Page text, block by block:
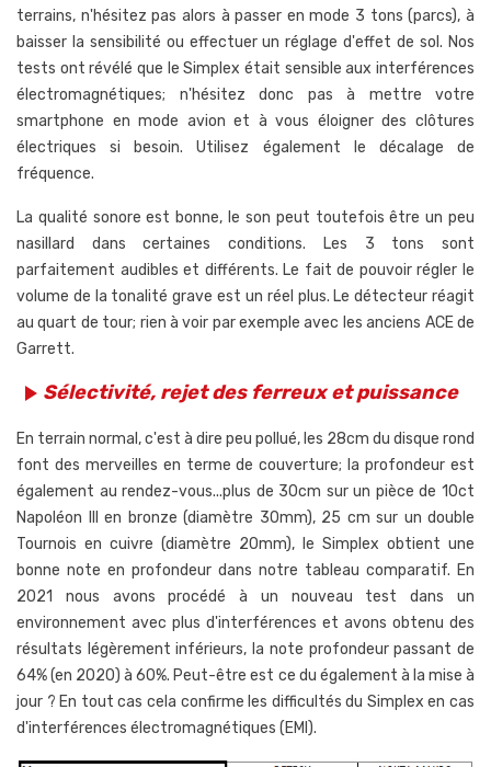
terrains, n'hésitez pas alors à passer en mode 3 tons (parcs), à
baisser la sensibilité ou effectuer un réglage d'effet de sol. Nos
tests ont révélé que le Simplex était sensible aux interférences
électromagnétiques; n'hésitez donc pas à mettre votre
smartphone en mode avion et à vous éloigner des clôtures
électriques si besoin. Utilisez également le décalage de
fréquence.
La qualité sonore est bonne, le son peut toutefois être un peu
nasillard dans certaines conditions. Les 3 tons sont
parfaitement audibles et différents. Le fait de pouvoir régler le
volume de la tonalité grave est un réel plus. Le détecteur réagit
au quart de tour; rien à voir par exemple avec les anciens ACE de
Garrett.
play_arrow Sélectivité, rejet des ferreux et puissance
En terrain normal, c'est à dire peu pollué, les 28cm du disque rond
font des merveilles en terme de couverture; la profondeur est
également au rendez-vous...plus de 30cm sur un pièce de 10ct
Napoléon III en bronze (diamètre 30mm), 25 cm sur un double
Tournois en cuivre (diamètre 20mm), le Simplex obtient une
bonne note en profondeur dans notre tableau comparatif. En
2021 nous avons procédé à un nouveau test dans un
environnement avec plus d'interférences et avons obtenu des
résultats légèrement inférieurs, la note profondeur passant de
64% (en 2020) à 60%. Peut-être est ce du également à la mise à
jour ? En tout cas cela confirme les difficultés du Simplex en cas
d'interférences électromagnétiques (EMI).